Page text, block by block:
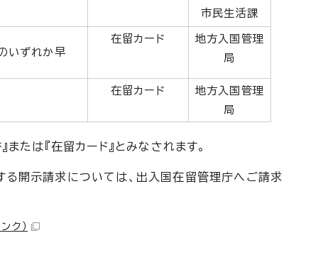
市民生活課
いずれか早
在留カード
地方入国管理
局
在留カード
地方入国管理
局
たは『在留カード』とみなされます。
開示請求については、出入国在留管理庁へご請求
ク）